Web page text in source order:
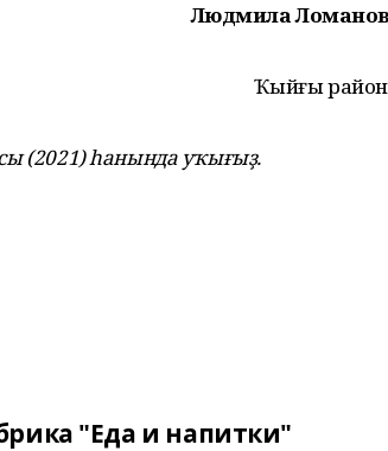
Людмила
Ҡыйғы
(2021) һанында уҡығыҙ.
"Еда и напитки"